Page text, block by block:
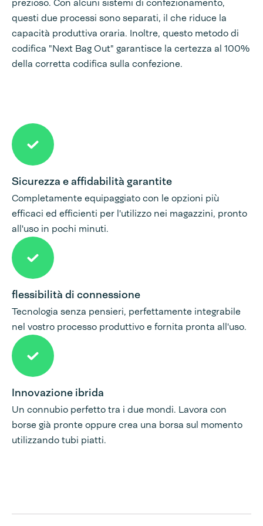
prezioso. Con alcuni sistemi di confezionamento,
questi due processi sono separati, il che riduce la
capacità produttiva oraria. Inoltre, questo metodo di
codifica "Next Bag Out" garantisce la certezza al 100%
della corretta codifica sulla confezione.
Sicurezza e affidabilità garantite
Completamente equipaggiato con le opzioni più
efficaci ed efficienti per l'utilizzo nei magazzini, pronto
all'uso in pochi minuti.
flessibilità di connessione
Tecnologia senza pensieri, perfettamente integrabile
nel vostro processo produttivo e fornita pronta all'uso.
Innovazione ibrida
Un connubio perfetto tra i due mondi. Lavora con
borse già pronte oppure crea una borsa sul momento
utilizzando tubi piatti.